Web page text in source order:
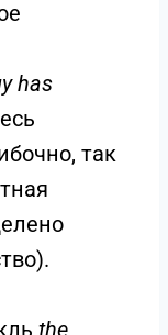
has
так
the